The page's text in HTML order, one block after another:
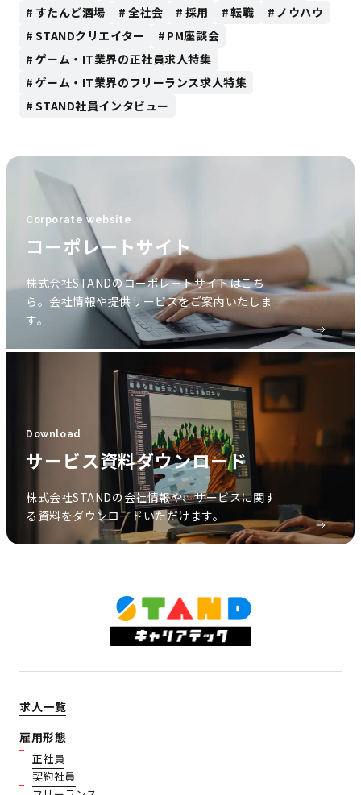
すたんど酒場
全社会 採用 転職
ノウハウ
STANDクリエイター
PM座談会
ゲーム・IT業界の正社員求人特集
ゲーム・IT業界のフリーランス求人特集
STAND社員インタビュー
Corporate website
コーポレートサイト
株式会社STANDのコーポレートサイトはこち
ら。会社情報や提供サービスをご案内いたしま
す。
Download
サービス資料ダウンロード
株式会社STANDの会社情報や、サービスに関す
る資料をダウンロードいただけます。
求人一覧
雇用形態
正社員
契約社員